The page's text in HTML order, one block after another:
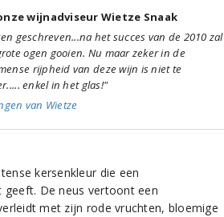
wijnadviseur Wietze Snaak
geschreven...na het succes van de 2010 zal
ogen gooien. Nu maar zeker in de
rijpheid van deze wijn is niet te
enkel in het glas!"
van Wietze
kersenkleur die een
geeft. De neus vertoont een
met zijn rode vruchten, bloemige